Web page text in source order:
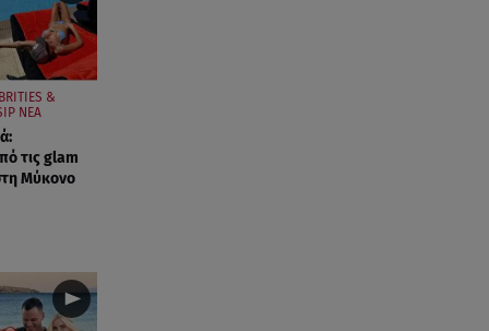
&
ΝΕΑ
τις glam
Μύκονο